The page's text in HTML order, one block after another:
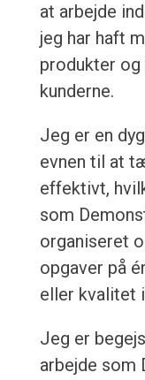
at arbejde
jeg har haft
produkter
kunderne.
Jeg er en
evnen til at
effektivt,
som
organiseret
opgaver på
eller kvalitet
Jeg er
arbejde som